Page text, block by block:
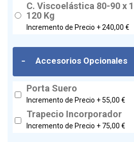
C. Viscoelástica 80-90 x
120 Kg
Incremento de Precio +240,00 €
- Accesorios Opcionales
Porta Suero
Incremento de Precio +55,00 €
Trapecio Incorporador
Incremento de Precio + 75,00 €